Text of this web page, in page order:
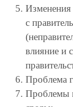
Изменения
с
влияние и
Проблема
Проблемы